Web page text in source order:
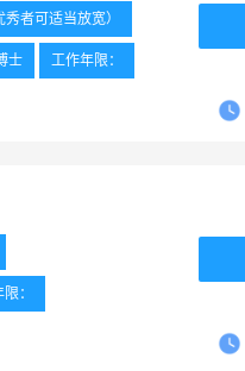
者可适当放宽）
士 工作年限：
：